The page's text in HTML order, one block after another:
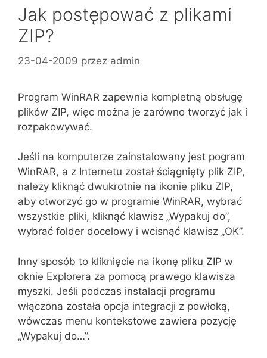
Jak postępować z plikami
ZIP?
23-04-2009 przez admin
Program WinRAR zapewnia kompletną obsługę
plików ZIP, więc można je zarówno tworzyć jak i
rozpakowywać.
Jeśli na komputerze zainstalowany jest pogram
WinRAR, a z Internetu został ściągnięty plik ZIP,
należy kliknąć dwukrotnie na ikonie pliku ZIP,
aby otworzyć go w programie WinRAR, wybrać
wszystkie pliki, kliknąć klawisz „Wypakuj do”,
wybrać folder docelowy i wcisnąć klawisz „OK”.
Inny sposób to kliknięcie na ikonę pliku ZIP w
oknie Explorera za pomocą prawego klawisza
myszki. Jeśli podczas instalacji programu
włączona została opcja integracji z powłoką,
wówczas menu kontekstowe zawiera pozycję
„Wypakuj do…”.